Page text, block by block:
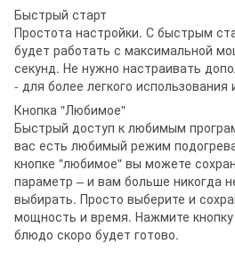
Быстрый старт
Простота настройки. С быстрым
будет работать с максимальной
секунд. Не нужно настраивать
- для более легкого
Кнопка "Любимое"
Быстрый доступ к любимым
вас есть любимый режим
кнопке "любимое" вы можете
параметр – и вам больше никогда
выбирать. Просто выберите и
мощность и время. Нажмите кнопку
блюдо скоро будет готово.